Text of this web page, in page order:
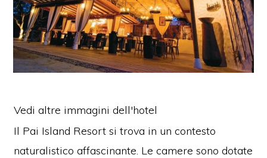
Vedi altre immagini dell'hotel
Il Pai Island Resort si trova in un contesto
naturalistico affascinante. Le camere sono dotate